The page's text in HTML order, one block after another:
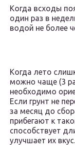
Когда всходы
один раз в
водой не более
Когда лето
можно чаще (3
необходимо
Если грунт не
за месяц до
прибегают к
способствует
улучшает их вкус.